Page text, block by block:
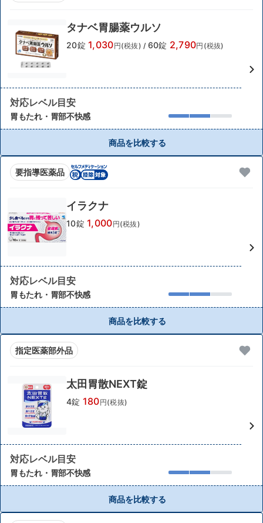
タナベ胃腸薬ウルソ
20錠 1,030円(税抜) / 60錠 2,790円(税抜)
対応レベル目安
胃もたれ・胃部不快感
商品を比較する
要指導医薬品
イラクナ
10錠 1,000円(税抜)
対応レベル目安
胃もたれ・胃部不快感
商品を比較する
指定医薬部外品
太田胃散NEXT錠
4錠 180円(税抜)
対応レベル目安
胃もたれ・胃部不快感
商品を比較する